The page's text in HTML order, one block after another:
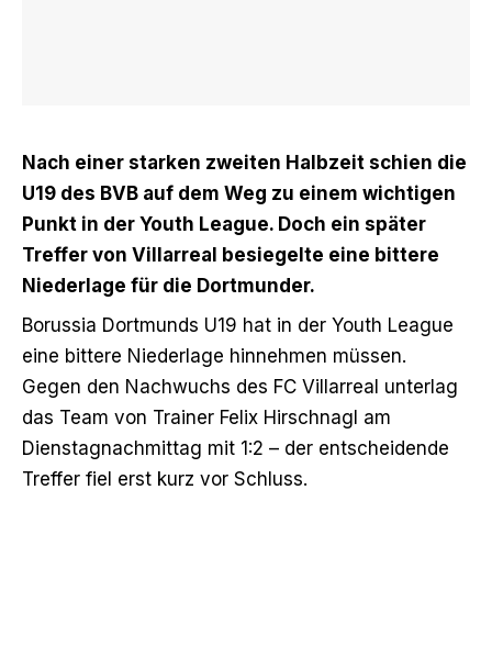
Nach einer starken zweiten Halbzeit schien die
U19 des BVB auf dem Weg zu einem wichtigen
Punkt in der Youth League. Doch ein später
Treffer von Villarreal besiegelte eine bittere
Niederlage für die Dortmunder.
Borussia Dortmunds U19 hat in der Youth League
eine bittere Niederlage hinnehmen müssen.
Gegen den Nachwuchs des FC Villarreal unterlag
das Team von Trainer Felix Hirschnagl am
Dienstagnachmittag mit 1:2 – der entscheidende
Treffer fiel erst kurz vor Schluss.